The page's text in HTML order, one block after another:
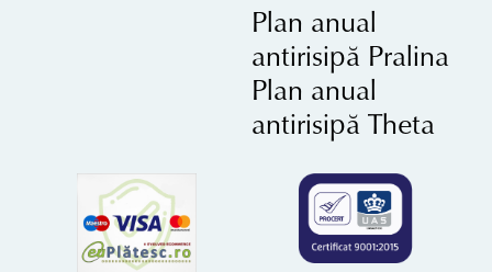
Plan anual
antirisipă Pralina
Plan anual
antirisipă Theta